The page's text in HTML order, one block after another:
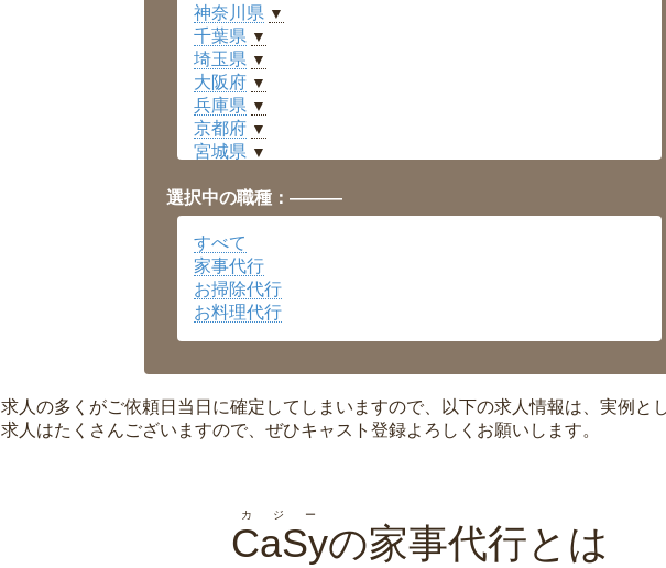
神奈川県 ▼
千葉県 ▼
埼玉県 ▼
大阪府 ▼
兵庫県 ▼
京都府 ▼
宮城県 ▼
福井県 ▼
岡山県 ▼
広島県
沖縄県 ▼
選択中の職種：———
すべて
家事代行
お掃除代行
お料理代行
求人の多くがご依頼日当日に確定してしまいますので、以下の求人情報は、実例と
求人はたくさんございますので、ぜひキャスト登録よろしくお願いします。
CaSy
カジー
の家事代行とは